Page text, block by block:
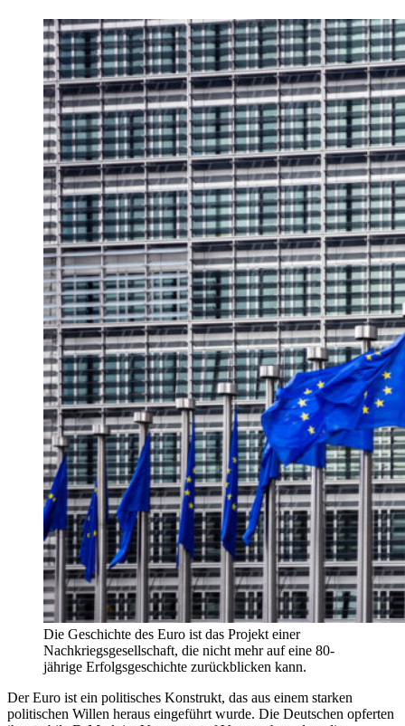
Die Geschichte des Euro ist das Projekt einer
Nachkriegsgesellschaft, die nicht mehr auf eine 80-
jährige Erfolgsgeschichte zurückblicken kann.
Der Euro ist ein politisches Konstrukt, das aus einem starken
politischen Willen heraus eingeführt wurde. Die Deutschen opferten